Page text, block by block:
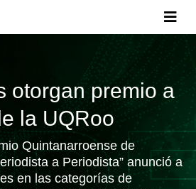
otorgan premio a
la UQRoo
Quintanarroense de
a Periodista” anunció a
en las categorías de